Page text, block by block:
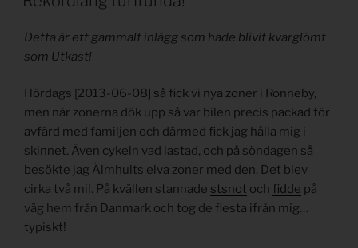
Detta är ett gammalt inlägg som hade blivit kvarglömt
som Utkast!
I lördags [2013-06-08] så fick vi nya zoner i Ronneby,
men när zonerna dök upp så var bilen precis packad för
avfärd med familjen och därmed fick jag hålla mig i
skinnet. Även cykeln vad lastad, och på söndagen så
besökte jag Älmhults elva zoner med den. Det blev
cirka två mil. På kvällen stannade stsnot och fidde på
väg hem från Danmark och tog de flesta ifrån mig…
typiskt!